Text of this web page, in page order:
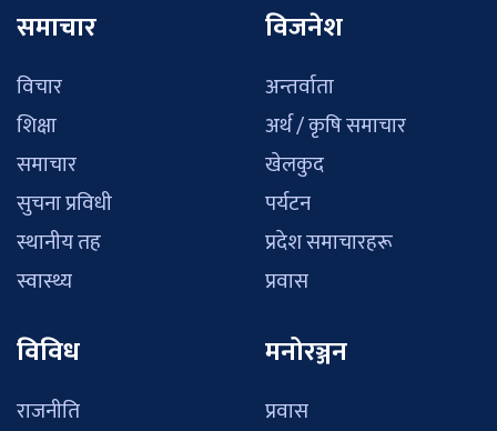
समाचार
विचार
शिक्षा
समाचार
सुचना प्रविधी
स्थानीय तह
स्वास्थ्य
विजनेश
अन्तर्वाता
अर्थ / कृषि समाचार
खेलकुद
पर्यटन
प्रदेश समाचारहरू
प्रवास
विविध
राजनीति
मनोरञ्जन
प्रवास